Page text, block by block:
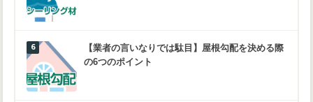
【業者の言いなりでは駄目】屋根勾配を決める際
の6つのポイント